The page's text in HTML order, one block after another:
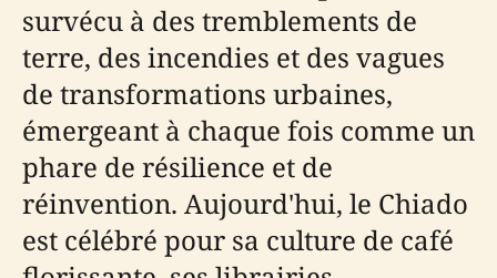
survécu à des tremblements de
terre, des incendies et des vagues
de transformations urbaines,
émergeant à chaque fois comme un
phare de résilience et de
réinvention. Aujourd'hui, le Chiado
est célébré pour sa culture de café